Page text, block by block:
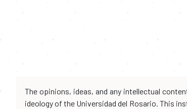
The opinions, ideas, and any intellectual
ideology of the Universidad del Rosario. This